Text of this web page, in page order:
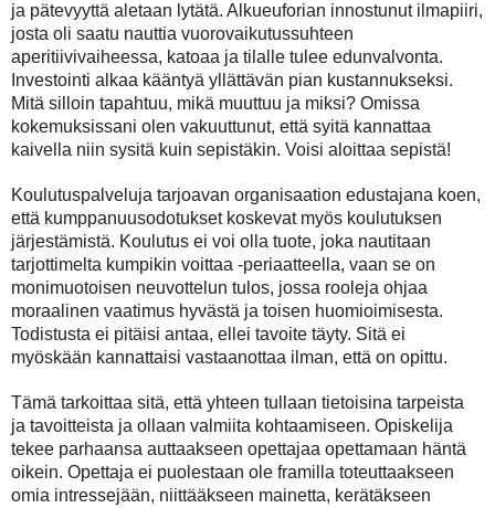
ja pätevyyttä aletaan lytätä. Alkueuforian innostunut ilmapiiri,
josta oli saatu nauttia vuorovaikutussuhteen
aperitiivivaiheessa, katoaa ja tilalle tulee edunvalvonta.
Investointi alkaa kääntyä yllättävän pian kustannukseksi.
Mitä silloin tapahtuu, mikä muuttuu ja miksi? Omissa
kokemuksissani olen vakuuttunut, että syitä kannattaa
kaivella niin sysitä kuin sepistäkin. Voisi aloittaa sepistä!
Koulutuspalveluja tarjoavan organisaation edustajana koen,
että kumppanuusodotukset koskevat myös koulutuksen
järjestämistä. Koulutus ei voi olla tuote, joka nautitaan
tarjottimelta kumpikin voittaa -periaatteella, vaan se on
monimuotoisen neuvottelun tulos, jossa rooleja ohjaa
moraalinen vaatimus hyvästä ja toisen huomioimisesta.
Todistusta ei pitäisi antaa, ellei tavoite täyty. Sitä ei
myöskään kannattaisi vastaanottaa ilman, että on opittu.
Tämä tarkoittaa sitä, että yhteen tullaan tietoisina tarpeista
ja tavoitteista ja ollaan valmiita kohtaamiseen. Opiskelija
tekee parhaansa auttaakseen opettajaa opettamaan häntä
oikein. Opettaja ei puolestaan ole framilla toteuttaakseen
omia intressejään, niittääkseen mainetta, kerätäkseen